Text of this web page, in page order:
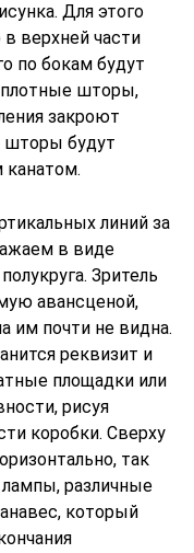
Для этого
верхней части
по бокам будут
шторы,
закроют
шторы будут
линий за
в виде
Зритель
авансценой,
им почти не видна.
реквизит и
площадки или
рисуя
коробки. Сверху
так
различные
который